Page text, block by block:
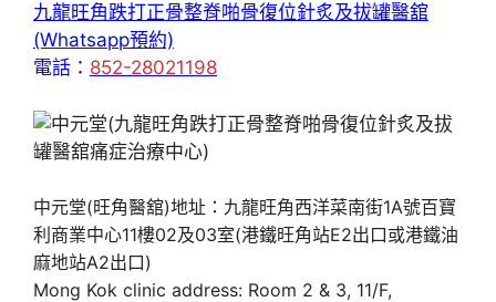
九龍旺角跌打正骨整脊啪骨復位針炙及拔罐醫舘
(Whatsapp預約)
電話： 852-28021198
中元堂(旺角醫舘)地址：九龍旺角西洋菜南街1A號百寶
利商業中心11樓02及03室(港鐵旺角站E2出口或港鐵油
麻地站A2出口)
Mong Kok clinic address: Room 2 & 3, 11/F,